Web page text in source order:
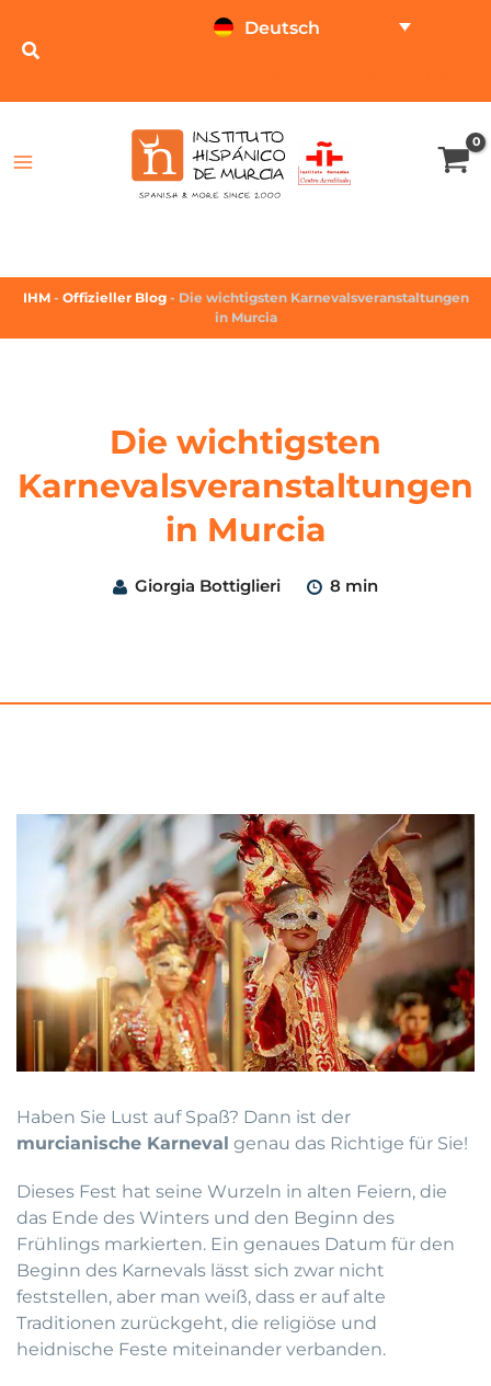
Deutsch
IHM - Offizieller Blog - Die wichtigsten Karnevalsveranstaltungen
in Murcia
Die wichtigsten
Karnevalsveranstaltungen
in Murcia
Giorgia Bottiglieri 8 min
Haben Sie Lust auf Spaß? Dann ist der
murcianische Karneval genau das Richtige für Sie!
Dieses Fest hat seine Wurzeln in alten Feiern, die
das Ende des Winters und den Beginn des
Frühlings markierten. Ein genaues Datum für den
Beginn des Karnevals lässt sich zwar nicht
feststellen, aber man weiß, dass er auf alte
Traditionen zurückgeht, die religiöse und
heidnische Feste miteinander verbanden.